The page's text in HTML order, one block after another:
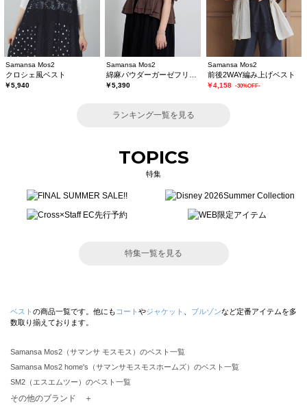
Samansa Mos2
クロシェ風ベスト
￥5,940
Samansa Mos2
￥5,390
Samansa Mos2
前後2WAY編み上げベスト
￥4,158 -30%OFF-
ランキング一覧を見る
TOPICS
特集
特集一覧を見る
ベスト の商品一覧です。他にも コート やジャケット ブルゾンなど定番アイテムを多
数取り揃えております。
Samansa Mos2（サマンサ モスモス）のベスト一覧
Samansa Mos2 home's（サマンサモスモスホームズ）のベスト一覧
SM2（エスエムツー）のベスト一覧
TSUHARU by Samansa Mos2（ツハルバイサマンサモスモス）のベスト一覧
その他のブランド ＋